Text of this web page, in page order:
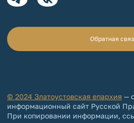
Обратная
© 2024 Златоустовская епархия —
информационный сайт Русской
При копировании информации,